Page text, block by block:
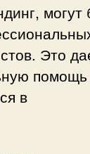
могут
Это
в